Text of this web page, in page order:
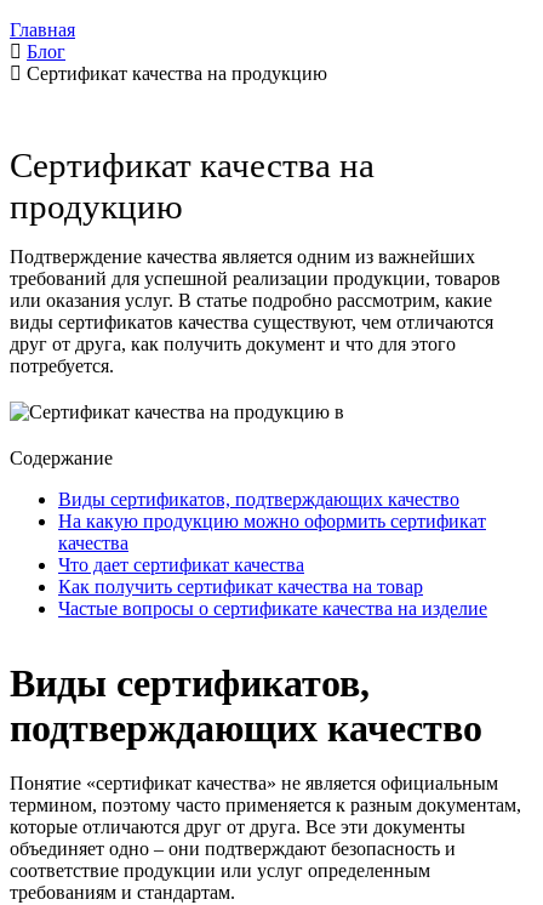
Главная
Блог
Сертификат качества на продукцию
Сертификат качества на
продукцию
Подтверждение качества является одним из важнейших
требований для успешной реализации продукции, товаров
или оказания услуг. В статье подробно рассмотрим, какие
виды сертификатов качества существуют, чем отличаются
друг от друга, как получить документ и что для этого
потребуется.
Содержание
Виды сертификатов, подтверждающих качество
На какую продукцию можно оформить сертификат
качества
Что дает сертификат качества
Как получить сертификат качества на товар
Частые вопросы о сертификате качества на изделие
Виды сертификатов,
подтверждающих качество
Понятие «сертификат качества» не является официальным
термином, поэтому часто применяется к разным документам,
которые отличаются друг от друга. Все эти документы
объединяет одно – они подтверждают безопасность и
соответствие продукции или услуг определенным
требованиям и стандартам.